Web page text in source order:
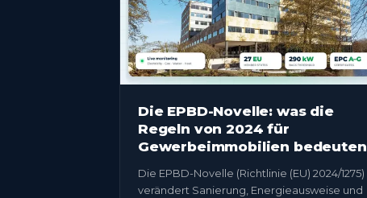
Die EPBD-Novelle: was die
Regeln von 2024 für
Gewerbeimmobilien bedeuten
Die EPBD-Novelle (Richtlinie (EU) 2024/1275)
verändert Sanierung, Energieausweise und